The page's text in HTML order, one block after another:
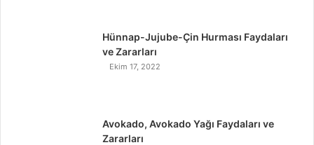
Hünnap-Jujube-Çin Hurması Faydaları
ve Zararları
Ekim 17, 2022
Avokado, Avokado Yağı Faydaları ve
Zararları